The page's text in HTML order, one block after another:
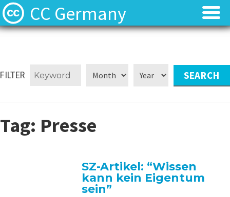
CC Germany
⬈ Lizenzen
Kontakt
⬈ Lizenzen
Kontakt
FILTER
Tag: Presse
SZ-Artikel: “Wissen
kann kein Eigentum
sein”